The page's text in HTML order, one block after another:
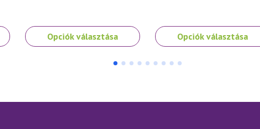
Opciók választása
Ennek
a
A
Opciók választása
Ennek
a
több
A